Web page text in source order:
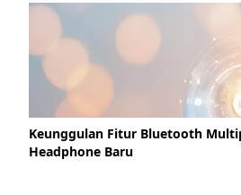
Keunggulan Fitur Bluetooth
Headphone Baru